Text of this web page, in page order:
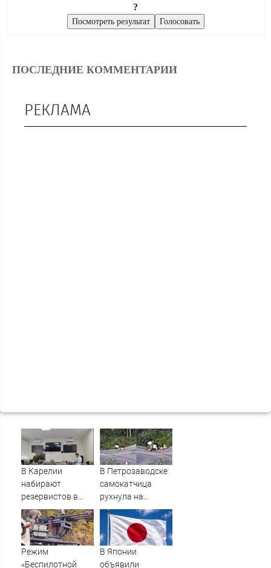
?
ПОСЛЕДНИЕ КОММЕНТАРИИ
РЕКЛАМА
В Карелии
набирают
резервистов в
огневые группы
(ФОТО)
В Петрозаводске
самокатчица
рухнула на
тротуар (ВИДЕО)
Режим
«Беспилотной
В Японии
объявили